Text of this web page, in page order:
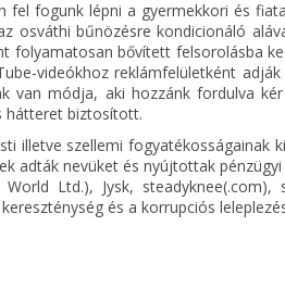
fogunk lépni a gyermekkori és
osváthi bűnözésre kondicionáló
folyamatosan bővített felsorolásba
videókhoz reklámfelületként
van módja, aki hozzánk fordulva
hátteret biztosított.
illetve szellemi fogyatékosságainak
adták nevüket és nyújtottak
Ltd.), Jysk, steadyknee(.com),
és a korrupciós